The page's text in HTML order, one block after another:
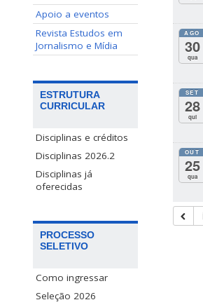
Apoio a eventos
Revista Estudos em
Jornalismo e Mídia
ESTRUTURA
CURRICULAR
Disciplinas e créditos
Disciplinas 2026.2
Disciplinas já
oferecidas
PROCESSO
SELETIVO
Como ingressar
Seleção 2026
AGO
30
qua
SET
28
qui
OUT
25
qua